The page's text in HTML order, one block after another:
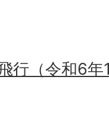
行（令和6年